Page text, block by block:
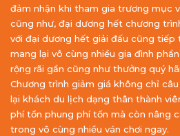
đảm nhận khi tham gia trương mục
cũng như, đại dương hết chương
với đại dương hết giải đấu cũng tiếp
mang lại vô cùng nhiều gia đình
rộng rãi gần cũng như thưởng quý
Chương trình giảm giá không chỉ
lại khách du lịch dạng thân thành
phí tổn phung phí tổn mà còn nâng
trong vô cùng nhiều ván chơi ngay.